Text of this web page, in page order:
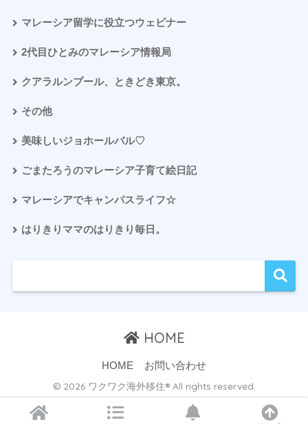
マレーシア留学に役立つウェビナー
2代目ひとみのマレーシア情報局
クアラルンプール、ときどき東京。
その他
美味しいジョホールバル♡
ごまたろうのマレーシア子育て絵日記
マレーシアでキャンパスライフ☆
はりきりママのはりきり毎日。
HOME
HOME お問い合わせ
© 2026 ワクワク海外移住® All rights reserved.